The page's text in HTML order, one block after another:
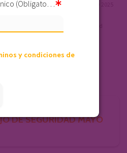
y condiciones de
CONSEJO DE SEGURIDAD AGOSTO 2025
DE SEGURIDAD MAYO